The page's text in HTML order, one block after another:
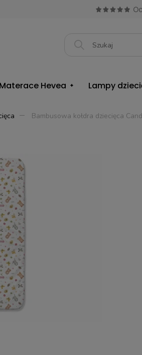
Materace Hevea Lampy
Bambusowa kołdra dziecięca